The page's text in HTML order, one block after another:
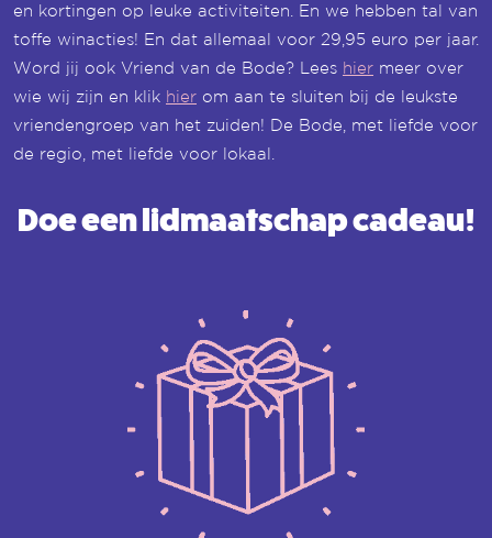
en kortingen op leuke activiteiten. En we hebben tal van
toffe winacties! En dat allemaal voor 29,95 euro per jaar.
Word jij ook Vriend van de Bode? Lees hier meer over
wie wij zijn en klik hier om aan te sluiten bij de leukste
vriendengroep van het zuiden! De Bode, met liefde voor
de regio, met liefde voor lokaal.
Doe eenlidmaatschapcadeau!